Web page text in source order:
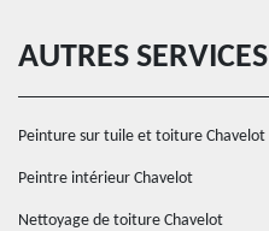
AUTRES SERVICES
Peinture sur tuile et toiture Chavelot
Peintre intérieur Chavelot
Nettoyage de toiture Chavelot